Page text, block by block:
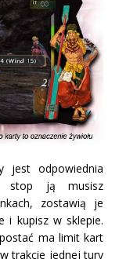
jest odpowiednia
stop ją musisz
zostawią je
i kupisz w sklepie.
ma limit kart
trakcie jednej tury